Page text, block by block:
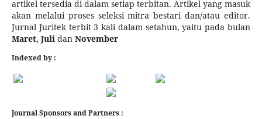
artikel tersedia di dalam setiap terbitan. Artikel yang masuk
akan melalui proses seleksi mitra bestari dan/atau editor.
Jurnal Juritek terbit 3 kali dalam setahun, yaitu pada bulan
Maret, Juli dan November
Indexed by :
Journal Sponsors and Partners :